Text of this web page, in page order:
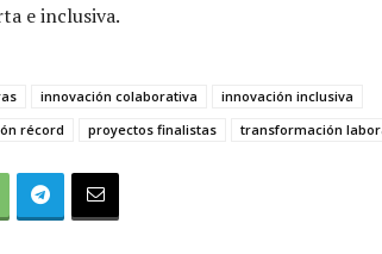
e inclusiva.
innovación colaborativa
innovación inclusiva
récord proyectos finalistas transformación